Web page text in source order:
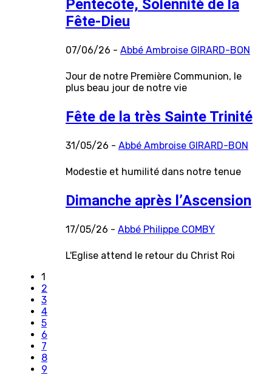
Pentecôte, Solennité de la
Fête-Dieu
07/06/26 - Abbé Ambroise GIRARD-BON
Jour de notre Première Communion, le
plus beau jour de notre vie
Fête de la très Sainte Trinité
31/05/26 - Abbé Ambroise GIRARD-BON
Modestie et humilité dans notre tenue
Dimanche après l’Ascension
17/05/26 - Abbé Philippe COMBY
L'Eglise attend le retour du Christ Roi
1
2
3
4
5
6
7
8
9